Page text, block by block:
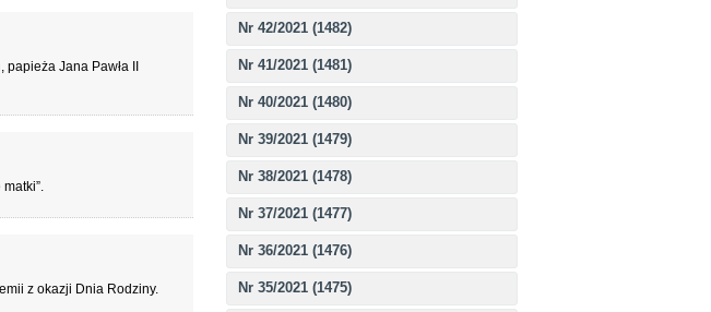
Nr 42/2021 (1482)
Nr 41/2021 (1481)
Nr 40/2021 (1480)
Nr 39/2021 (1479)
Nr 38/2021 (1478)
Nr 37/2021 (1477)
Nr 36/2021 (1476)
Nr 35/2021 (1475)
Jana Pawła II
z okazji Dnia Rodziny.